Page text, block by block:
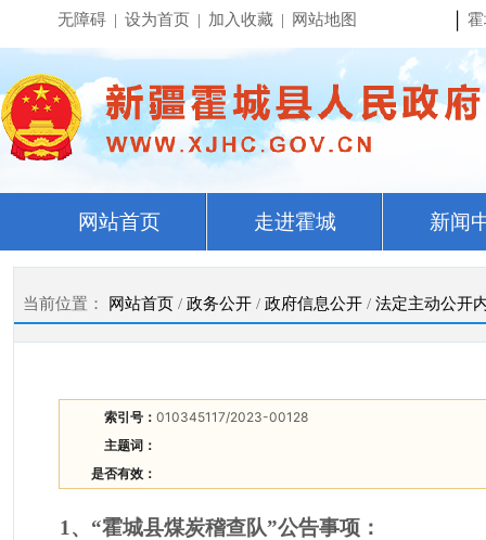
无障碍 | 设为首页 | 加入收藏 | 网站地图
网站首页 走进霍城 新闻
当前位置： 网站首页 / 政务公开 / 政府信息公开 / 法定主动公开
索引号： 010345117/2023-00128
主题词：
是否有效：
1 、“霍城县煤炭稽查队”公告事项：